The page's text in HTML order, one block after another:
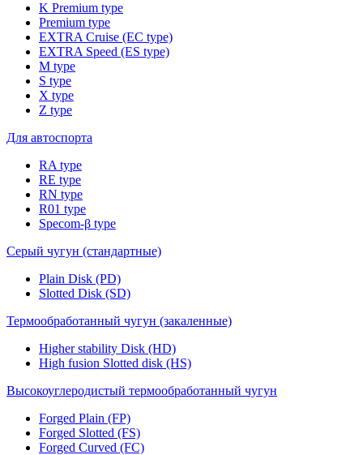
K Premium type
Premium type
EXTRA Cruise (EC type)
EXTRA Speed (ES type)
M type
S type
X type
Z type
Для автоспорта
RA type
RE type
RN type
R01 type
Specom-β type
Серый чугун (стандартные)
Plain Disk (PD)
Slotted Disk (SD)
Термообработанный чугун (закаленные)
Higher stability Disk (HD)
High fusion Slotted disk (HS)
Высокоуглеродистый термообработанный чугун
Forged Plain (FP)
Forged Slotted (FS)
Forged Curved (FC)